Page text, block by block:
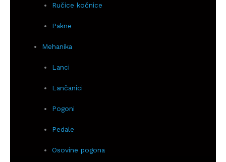
Ručice kočnice
Pakne
Mehanika
Lanci
Lančanici
Pogoni
Pedale
Osovine pogona